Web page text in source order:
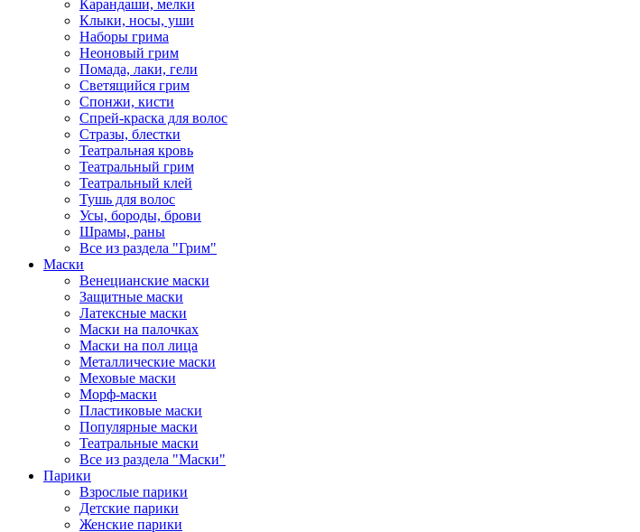
Карандаши, мелки
Клыки, носы, уши
Наборы грима
Неоновый грим
Помада, лаки, гели
Светящийся грим
Спонжи, кисти
Спрей-краска для волос
Стразы, блестки
Театральная кровь
Театральный грим
Театральный клей
Тушь для волос
Усы, бороды, брови
Шрамы, раны
Все из раздела "Грим"
Маски
Венецианские маски
Защитные маски
Латексные маски
Маски на палочках
Маски на пол лица
Металлические маски
Меховые маски
Морф-маски
Пластиковые маски
Популярные маски
Театральные маски
Все из раздела "Маски"
Парики
Взрослые парики
Детские парики
Женские парики